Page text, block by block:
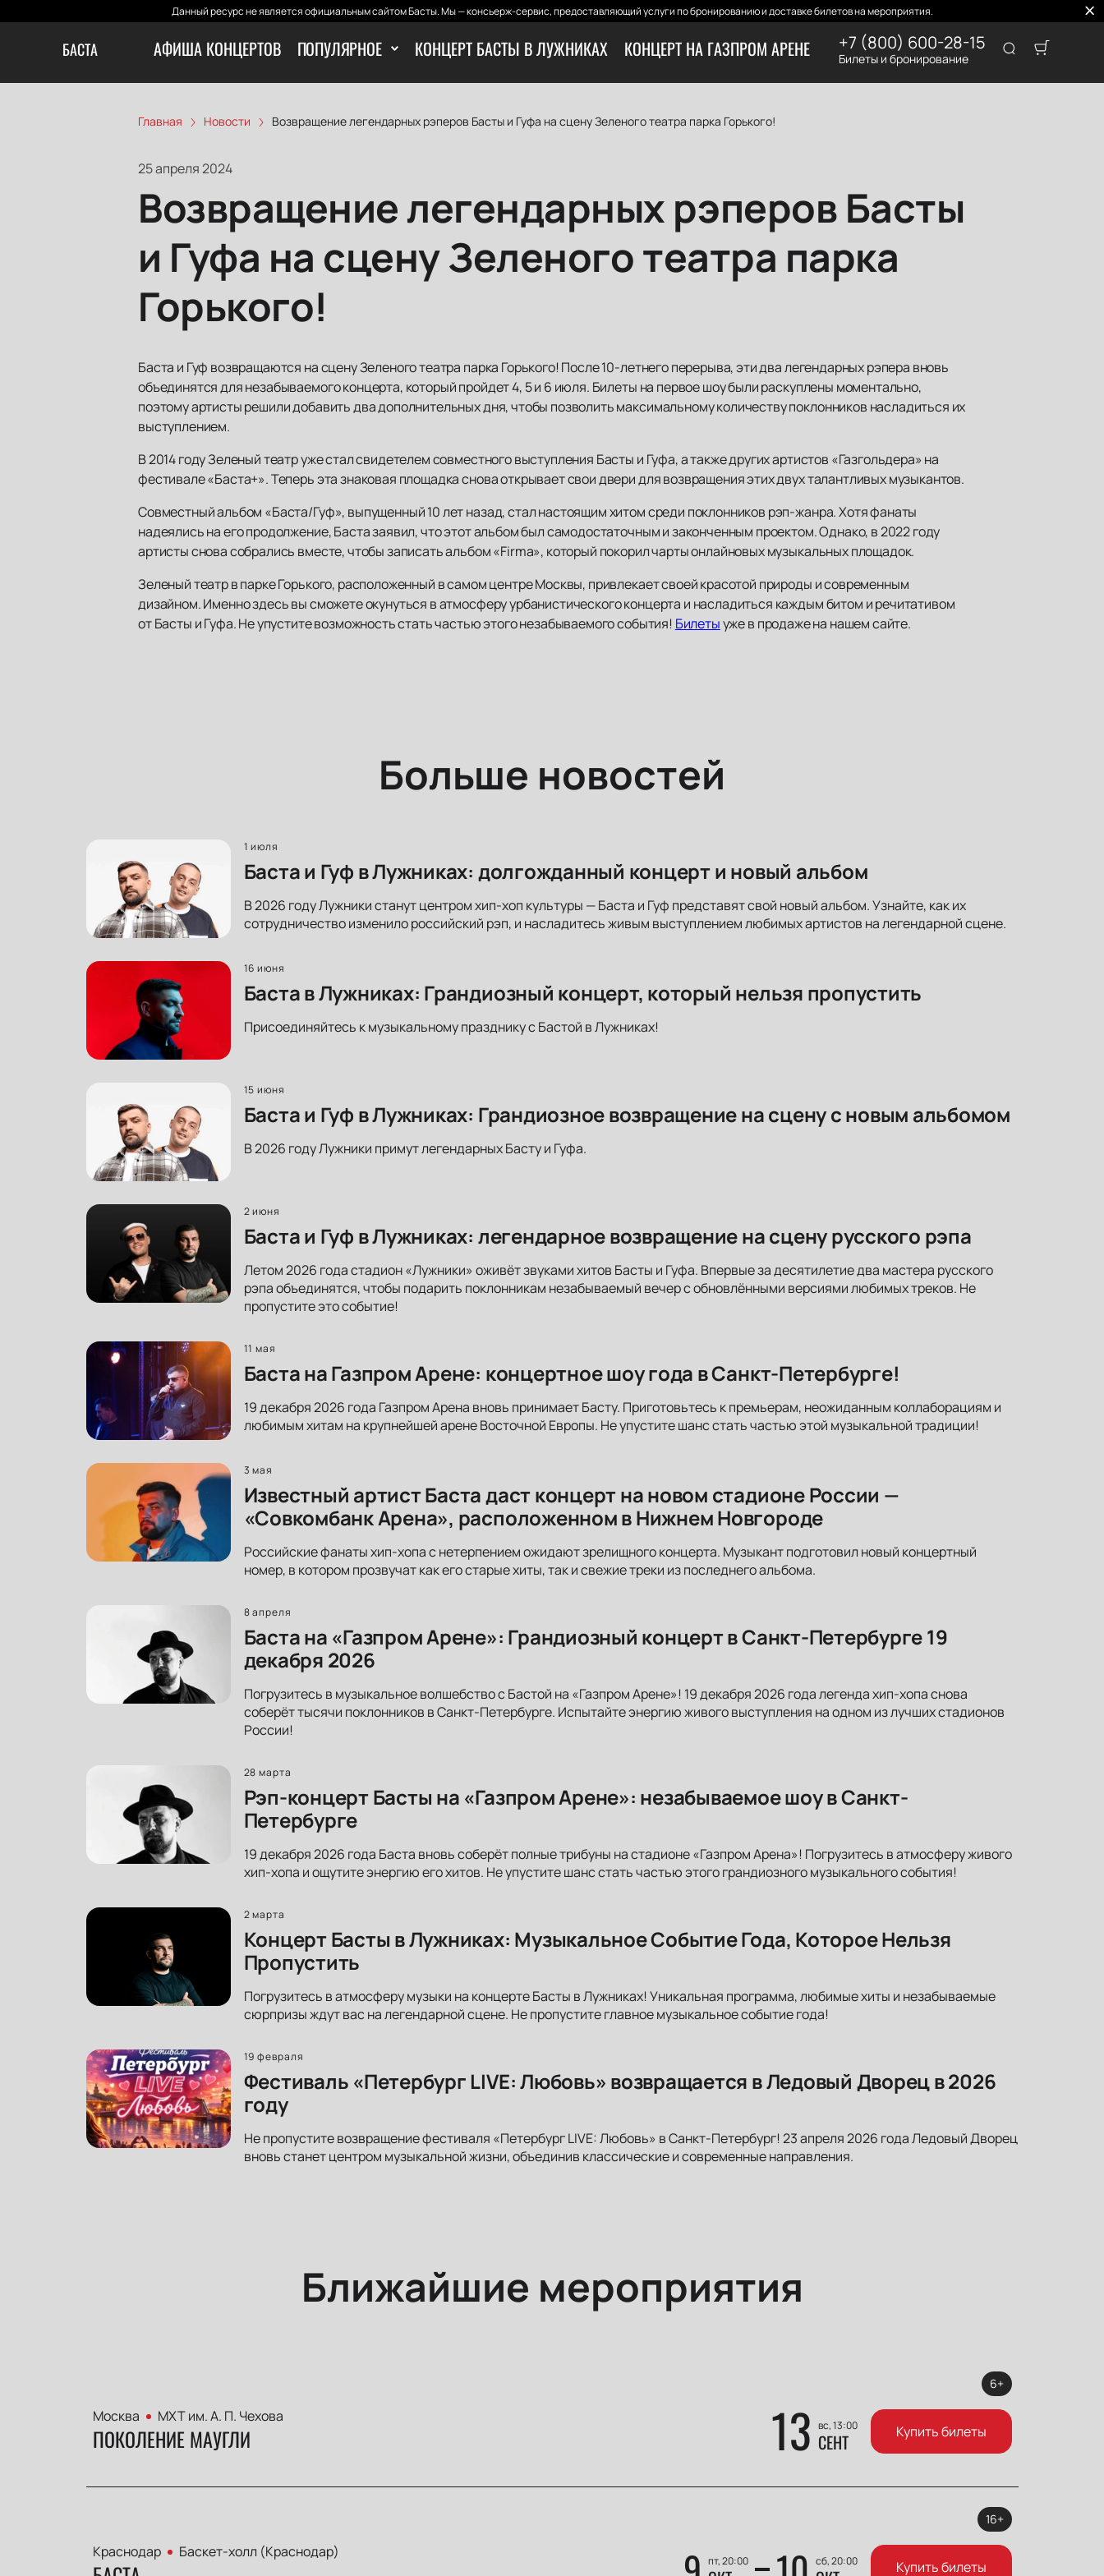
Данный ресурс не является официальным сайтом Басты. Мы — консьерж-сервис, предоставляющий услуги по бронированию и доставке билетов на мероприятия.
БАСТА АФИША КОНЦЕРТОВ ПОПУЛЯРНОЕ КОНЦЕРТ БАСТЫ В ЛУЖНИКАХ КОНЦЕРТ НА ГАЗПРОМ АРЕНЕ +7 (800) 600-28-15
Билеты и бронирование
Главная Новости Возвращение легендарных рэперов Басты и Гуфа на сцену Зеленого театра парка Горького!
25 апреля 2024
Возвращение легендарных рэперов Басты
и Гуфа на сцену Зеленого театра парка
Горького!
Баста и Гуф возвращаются на сцену Зеленого театра парка Горького! После 10-летнего перерыва, эти два легендарных рэпера вновь
объединятся для незабываемого концерта, который пройдет 4, 5 и 6 июля. Билеты на первое шоу были раскуплены моментально,
поэтому артисты решили добавить два дополнительных дня, чтобы позволить максимальному количеству поклонников насладиться их
выступлением.
В 2014 году Зеленый театр уже стал свидетелем совместного выступления Басты и Гуфа, а также других артистов «Газгольдера» на
фестивале «Баста+». Теперь эта знаковая площадка снова открывает свои двери для возвращения этих двух талантливых музыкантов.
Совместный альбом «Баста/Гуф», выпущенный 10 лет назад, стал настоящим хитом среди поклонников рэп-жанра. Хотя фанаты
надеялись на его продолжение, Баста заявил, что этот альбом был самодостаточным и законченным проектом. Однако, в 2022 году
артисты снова собрались вместе, чтобы записать альбом «Firma», который покорил чарты онлайновых музыкальных площадок.
Зеленый театр в парке Горького, расположенный в самом центре Москвы, привлекает своей красотой природы и современным
дизайном. Именно здесь вы сможете окунуться в атмосферу урбанистического концерта и насладиться каждым битом и речитативом
от Басты и Гуфа. Не упустите возможность стать частью этого незабываемого события! Билетыуже в продаже на нашем сайте.
Больше новостей
1 июля
Баста и Гуф в Лужниках: долгожданный концерт и новый альбом
В 2026 году Лужники станут центром хип-хоп культуры — Баста и Гуф представят свой новый альбом. Узнайте, как их
сотрудничество изменило российский рэп, и насладитесь живым выступлением любимых артистов на легендарной сцене.
16 июня
Баста в Лужниках: Грандиозный концерт, который нельзя пропустить
Присоединяйтесь к музыкальному празднику с Бастой в Лужниках!
15 июня
Баста и Гуф в Лужниках: Грандиозное возвращение на сцену с новым альбомом
В 2026 году Лужники примут легендарных Басту и Гуфа.
2 июня
Баста и Гуф в Лужниках: легендарное возвращение на сцену русского рэпа
Летом 2026 года стадион «Лужники» оживёт звуками хитов Басты и Гуфа. Впервые за десятилетие два мастера русского
рэпа объединятся, чтобы подарить поклонникам незабываемый вечер с обновлёнными версиями любимых треков. Не
пропустите это событие!
11 мая
Баста на Газпром Арене: концертное шоу года в Санкт-Петербурге!
19 декабря 2026 года Газпром Арена вновь принимает Басту. Приготовьтесь к премьерам, неожиданным коллаборациям и
любимым хитам на крупнейшей арене Восточной Европы. Не упустите шанс стать частью этой музыкальной традиции!
3 мая
Известный артист Баста даст концерт на новом стадионе России —
«Совкомбанк Арена», расположенном в Нижнем Новгороде
Российские фанаты хип-хопа с нетерпением ожидают зрелищного концерта. Музыкант подготовил новый концертный
номер, в котором прозвучат как его старые хиты, так и свежие треки из последнего альбома.
8 апреля
Баста на «Газпром Арене»: Грандиозный концерт в Санкт-Петербурге 19
декабря 2026
Погрузитесь в музыкальное волшебство с Бастой на «Газпром Арене»! 19 декабря 2026 года легенда хип-хопа снова
соберёт тысячи поклонников в Санкт-Петербурге. Испытайте энергию живого выступления на одном из лучших стадионов
России!
28 марта
Рэп-концерт Басты на «Газпром Арене»: незабываемое шоу в Санкт-
Петербурге
19 декабря 2026 года Баста вновь соберёт полные трибуны на стадионе «Газпром Арена»! Погрузитесь в атмосферу живого
хип-хопа и ощутите энергию его хитов. Не упустите шанс стать частью этого грандиозного музыкального события!
2 марта
Концерт Басты в Лужниках: Музыкальное Событие Года, Которое Нельзя
Пропустить
Погрузитесь в атмосферу музыки на концерте Басты в Лужниках! Уникальная программа, любимые хиты и незабываемые
сюрпризы ждут вас на легендарной сцене. Не пропустите главное музыкальное событие года!
19 февраля
Фестиваль «Петербург LIVE: Любовь» возвращается в Ледовый Дворец в 2026
году
Не пропустите возвращение фестиваля «Петербург LIVE: Любовь» в Санкт-Петербург! 23 апреля 2026 года Ледовый Дворец
вновь станет центром музыкальной жизни, объединив классические и современные направления.
Ближайшие мероприятия
Москва МХТ им. А. П. Чехова
ПОКОЛЕНИЕ МАУГЛИ 13 вс, 13:00
СЕНТ
6+
Купить билеты
Краснодар Баскет-холл (Краснодар)
пт, 20:00 сб, 20:00
16+
Купить билеты